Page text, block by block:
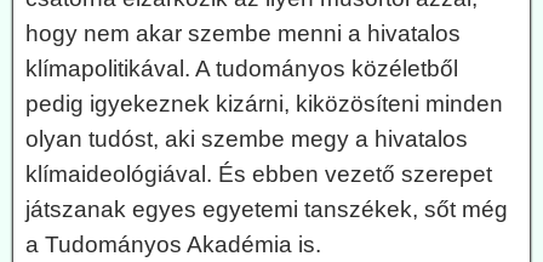
hogy nem akar szembe menni a hivatalos
klímapolitikával. A tudományos közéletből
pedig igyekeznek kizárni, kiközösíteni minden
olyan tudóst, aki szembe megy a hivatalos
klímaideológiával. És ebben vezető szerepet
játszanak egyes egyetemi tanszékek, sőt még
a Tudományos Akadémia is.